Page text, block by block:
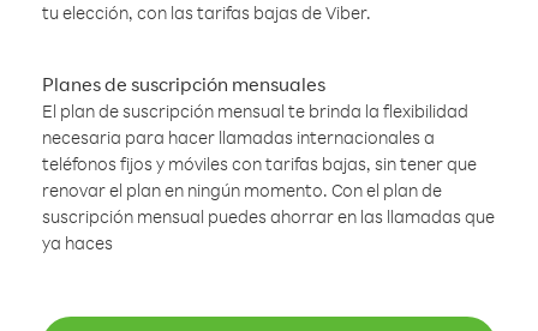
tu elección, con las tarifas bajas de Viber.
Planes de suscripción mensuales
El plan de suscripción mensual te brinda la flexibilidad
necesaria para hacer llamadas internacionales a
teléfonos fijos y móviles con tarifas bajas, sin tener que
renovar el plan en ningún momento. Con el plan de
suscripción mensual puedes ahorrar en las llamadas que
ya haces